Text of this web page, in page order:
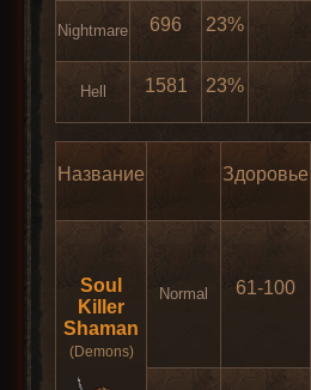
Nightmare 696 23%
Hell 1581 23%
Название Здоровье
Soul
Killer
Shaman
(Demons)
Normal 61-100